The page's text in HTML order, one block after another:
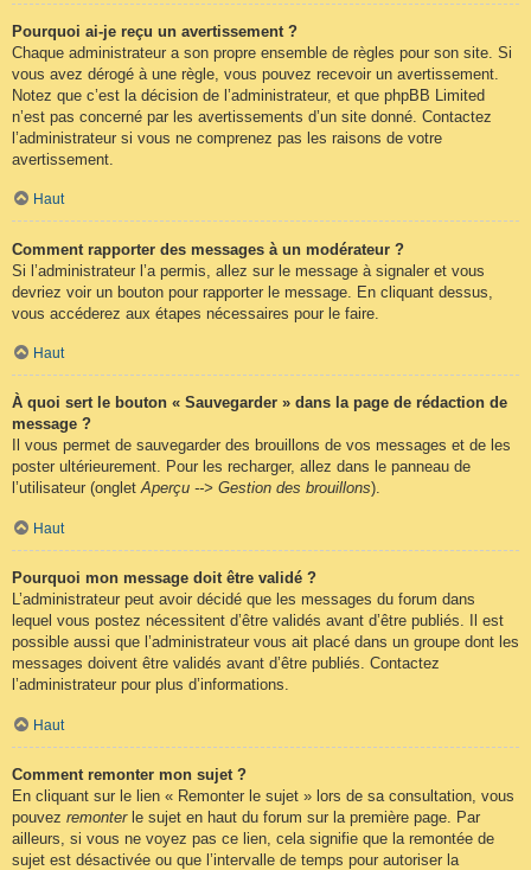
Pourquoi ai-je reçu un avertissement ?
Chaque administrateur a son propre ensemble de règles pour son site. Si
vous avez dérogé à une règle, vous pouvez recevoir un avertissement.
Notez que c’est la décision de l’administrateur, et que phpBB Limited
n’est pas concerné par les avertissements d’un site donné. Contactez
l’administrateur si vous ne comprenez pas les raisons de votre
avertissement.
Haut
Comment rapporter des messages à un modérateur ?
Si l’administrateur l’a permis, allez sur le message à signaler et vous
devriez voir un bouton pour rapporter le message. En cliquant dessus,
vous accéderez aux étapes nécessaires pour le faire.
Haut
À quoi sert le bouton « Sauvegarder » dans la page de rédaction de
message ?
Il vous permet de sauvegarder des brouillons de vos messages et de les
poster ultérieurement. Pour les recharger, allez dans le panneau de
l’utilisateur (ongletAperçu --> Gestion des brouillons).
Haut
Pourquoi mon message doit être validé ?
L’administrateur peut avoir décidé que les messages du forum dans
lequel vous postez nécessitent d’être validés avant d’être publiés. Il est
possible aussi que l’administrateur vous ait placé dans un groupe dont les
messages doivent être validés avant d’être publiés. Contactez
l’administrateur pour plus d’informations.
Haut
Comment remonter mon sujet ?
En cliquant sur le lien « Remonter le sujet » lors de sa consultation, vous
pouvez remonterle sujet en haut du forum sur la première page. Par
ailleurs, si vous ne voyez pas ce lien, cela signifie que la remontée de
sujet est désactivée ou que l’intervalle de temps pour autoriser la